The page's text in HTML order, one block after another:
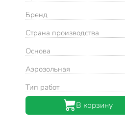
Бренд
Страна производства
Основа
Аэрозольная
Тип работ
В корзину